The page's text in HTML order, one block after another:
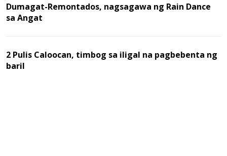
Dumagat-Remontados, nagsagawa ng Rain Dance
sa Angat
2 Pulis Caloocan, timbog sa iligal na pagbebenta ng
baril